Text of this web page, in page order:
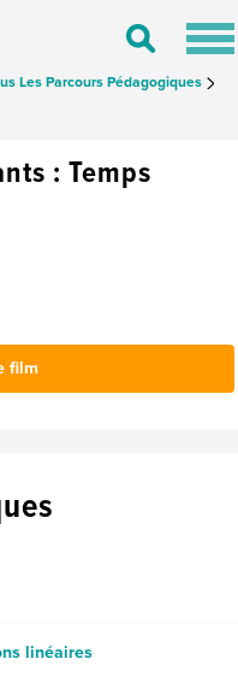
Toggle
Les Parcours Pédagogiques
: Temps
film
linéaires